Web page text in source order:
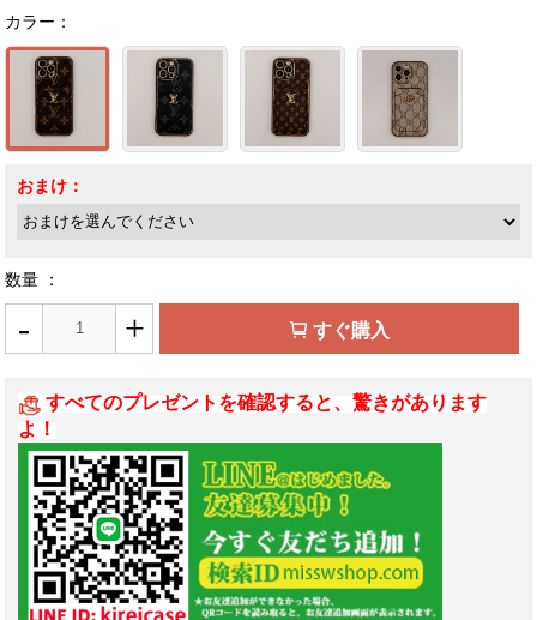
カラー：
おまけ：
数量 ：
- + すぐ購入
すべてのプレゼントを確認すると、驚きがあります
よ！